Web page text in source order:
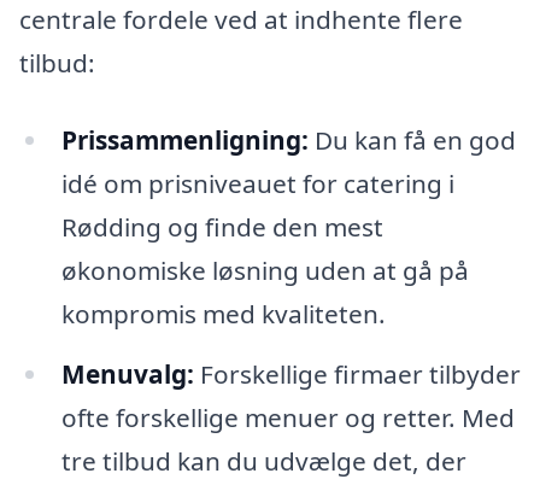
centrale fordele ved at indhente flere
tilbud:
Prissammenligning: Du kan få en god
idé om prisniveauet for catering i
Rødding og finde den mest
økonomiske løsning uden at gå på
kompromis med kvaliteten.
Menuvalg: Forskellige firmaer tilbyder
ofte forskellige menuer og retter. Med
tre tilbud kan du udvælge det, der